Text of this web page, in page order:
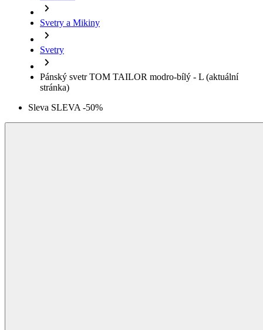
Pánský svetr TOM TAILOR modro-bílý - L
stránka)
Sleva SLEVA -50%